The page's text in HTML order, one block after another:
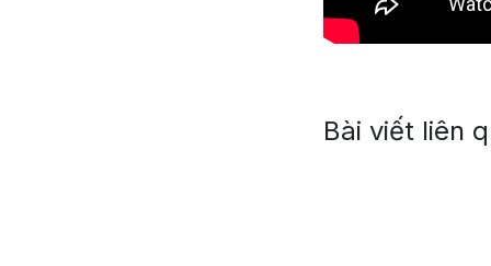
Bài viết liên